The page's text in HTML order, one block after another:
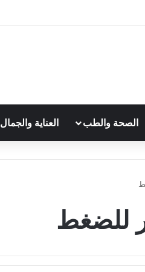
الصحة والطب العناية والجمال
للضغط